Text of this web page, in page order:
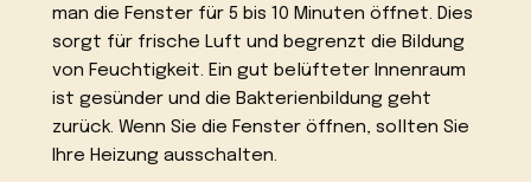
man die Fenster für 5 bis 10 Minuten öffnet. Dies
sorgt für frische Luft und begrenzt die Bildung
von Feuchtigkeit. Ein gut belüfteter Innenraum
ist gesünder und die Bakterienbildung geht
zurück. Wenn Sie die Fenster öffnen, sollten Sie
Ihre Heizung ausschalten.